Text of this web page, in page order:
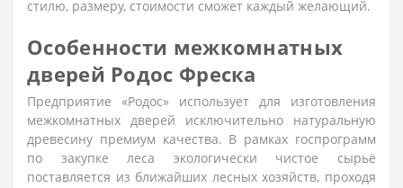
стилю, размеру, стоимости сможет каждый желающий.
Особенности межкомнатных
дверей Родос Фреска
Предприятие «Родос» использует для изготовления
межкомнатных дверей исключительно натуральную
древесину премиум качества. В рамках госпрограмм
по закупке леса экологически чистое сырьё
поставляется из ближайших лесных хозяйств, проходя